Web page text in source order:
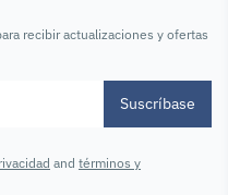
recibir actualizaciones y ofertas
Suscríbase
and términos y